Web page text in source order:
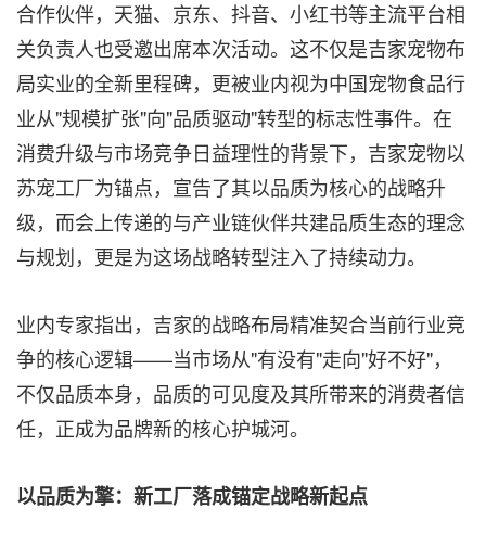
合作伙伴，天猫、京东、抖音、小红书等主流平台相
关负责人也受邀出席本次活动。这不仅是吉家宠物布
局实业的全新里程碑，更被业内视为中国宠物食品行
业从"规模扩张"向"品质驱动"转型的标志性事件。在
消费升级与市场竞争日益理性的背景下，吉家宠物以
苏宠工厂为锚点，宣告了其以品质为核心的战略升
级，而会上传递的与产业链伙伴共建品质生态的理念
与规划，更是为这场战略转型注入了持续动力。
业内专家指出，吉家的战略布局精准契合当前行业竞
争的核心逻辑——当市场从"有没有"走向"好不好"，
不仅品质本身，品质的可见度及其所带来的消费者信
任，正成为品牌新的核心护城河。
以品质为擎：新工厂落成锚定战略新起点